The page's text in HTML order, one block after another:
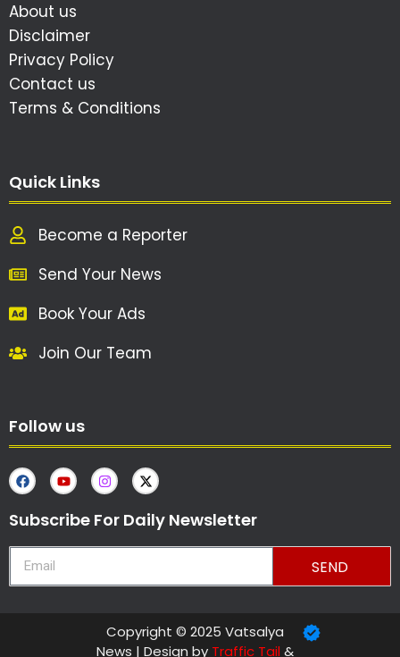
About us
Disclaimer
Privacy Policy
Contact us
Terms & Conditions
Quick Links
Become a Reporter
Send Your News
Book Your Ads
Join Our Team
Follow us
Subscribe For Daily Newsletter
SEND
Copyright © 2025 Vatsalya
News | Design by Traffic Tail&